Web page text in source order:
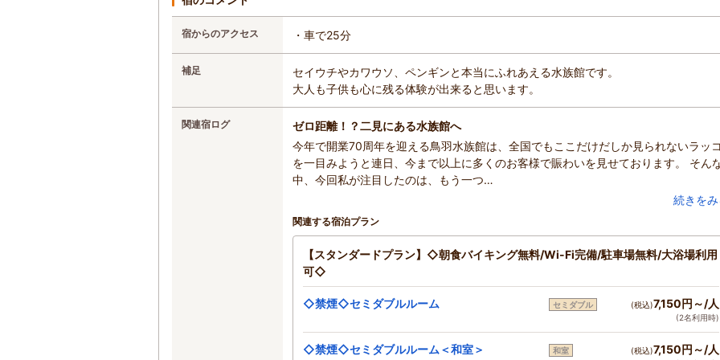
宿からのアクセス ・車で25分
補足
セイウチやカワウソ、ペンギンと本当にふれあえる水族館です。
大人も子供も心に残る体験が出来ると思います。
関連宿ログ
ゼロ距離！？二見にある水族館へ
今年で開業70周年を迎える鳥羽水族館は、全国でもここだけだしか見られないラッコ
を一目みようと連日、今まで以上に多くのお客様で賑わいを見せております。 そん
中、今回私が注目したのは、もう一つ…
続きをみ
関連する宿泊プラン
【スタンダードプラン】◇朝食バイキング無料/Wi-Fi完備/駐車場無料/大浴場利用
可◇
◇禁煙◇セミダブルルーム セミダブル (税込)7,150円～/人
(2名利用時)
◇禁煙◇セミダブルルーム＜和室＞ 和室 (税込)7,150円～/人